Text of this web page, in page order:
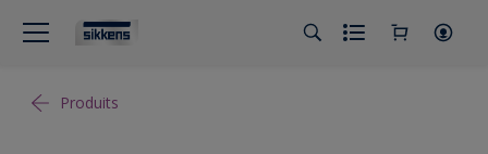
Produits